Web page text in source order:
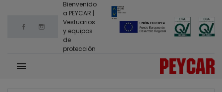
FacebookInstagram
Bienvenido
a PEYCAR |
Vestuarios
y equipos
de
protección
